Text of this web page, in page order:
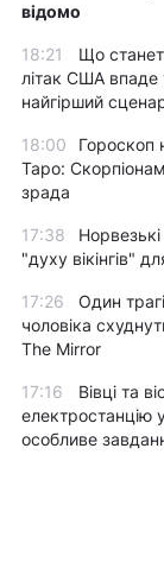
відомо
18:21
Що
літак США впаде
найгірший
18:00
Гороскоп
Таро:
зрада
17:38
"духу вікінгів"
17:26
Один
чоловіка
The Mirror
17:16
Вівці та
особливе